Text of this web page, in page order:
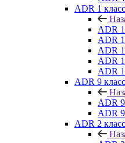
ADR 1
ADR 1
ADR
ADR
ADR
ADR
ADR 9
ADR 9
ADR
ADR 2